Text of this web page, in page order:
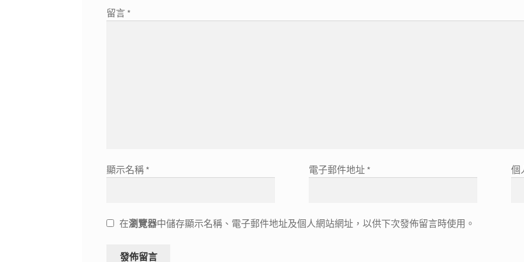
留言 *
顯示名稱 * 電子郵件地址 * 個
在瀏覽器中儲存顯示名稱、電子郵件地址及個人網站網址，以供下次發佈留言時使用。